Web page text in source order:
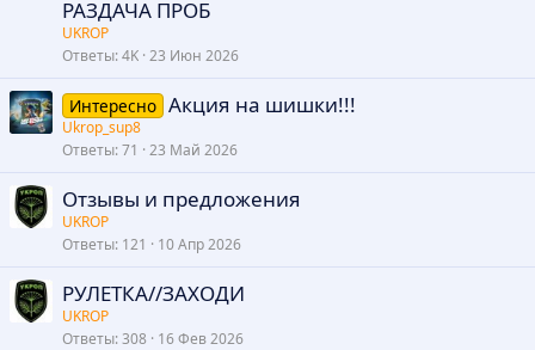
РАЗДАЧА ПРОБ
UKROP
Ответы 4K 23 Июн 2026
Интересно Акция на шишки!!!
Ukrop_sup8
Ответы 71 23 Май 2026
Отзывы и предложения
UKROP
Ответы 121 10 Апр 2026
РУЛЕТКА//ЗАХОДИ
UKROP
Ответы 308 16 Фев 2026